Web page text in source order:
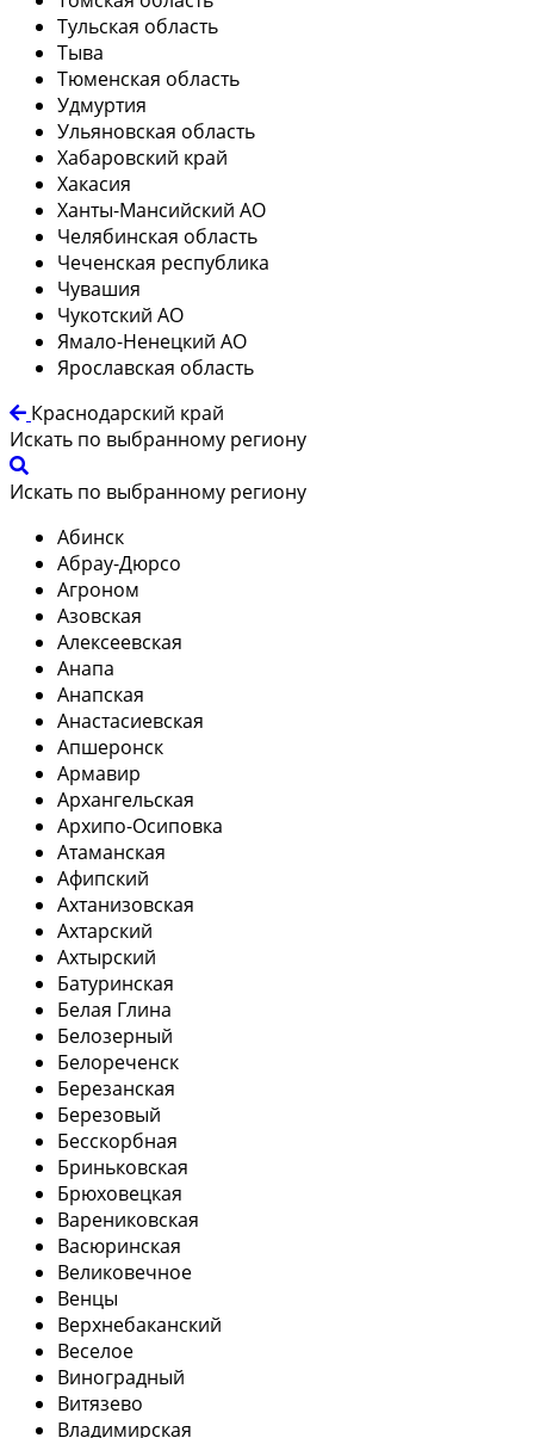
Тульская область
Тыва
Тюменская область
Удмуртия
Ульяновская область
Хабаровский край
Хакасия
Ханты-Мансийский АО
Челябинская область
Чеченская республика
Чувашия
Чукотский АО
Ямало-Ненецкий АО
Ярославская область
Краснодарский край
Искать по выбранному региону
Искать по выбранному региону
Абинск
Абрау-Дюрсо
Агроном
Азовская
Алексеевская
Анапа
Анапская
Анастасиевская
Апшеронск
Армавир
Архангельская
Архипо-Осиповка
Атаманская
Афипский
Ахтанизовская
Ахтарский
Ахтырский
Батуринская
Белая Глина
Белозерный
Белореченск
Березанская
Березовый
Бесскорбная
Бриньковская
Брюховецкая
Варениковская
Васюринская
Великовечное
Венцы
Верхнебаканский
Веселое
Виноградный
Витязево
Владимирская